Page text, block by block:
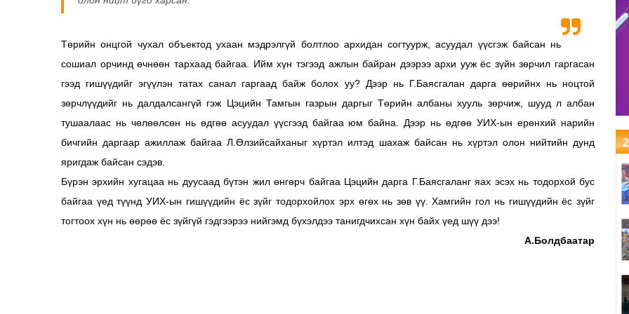
Төрийн онцгой чухал объектод ухаан мэдрэлгүй болтлоо архидан согтуурж, асуудал үүсгэж байсан нь
сошиал орчинд өчнөөн тархаад байгаа. Ийм хүн тэгээд ажлын байран дээрээ архи ууж ёс зүйн зөрчил гаргасан
гээд гишүүдийг эгүүлэн татах санал гаргаад байж болох уу? Дээр нь Г.Баясгалан дарга өөрийнх нь ноцтой
зөрчлүүдийг нь далдалсангүй гэж Цэцийн Тамгын газрын даргыг Төрийн албаны хууль зөрчиж, шууд л албан
тушаалаас нь чөлөөлсөн нь өдгөө асуудал үүсгээд байгаа юм байна. Дээр нь өдгөө УИХ-ын ерөнхий нарийн
бичгийн даргаар ажиллаж байгаа Л.Өлзийсайханыг хүртэл илтэд шахаж байсан нь хүртэл олон нийтийн дунд
яригдаж байсан сэдэв.
Бүрэн эрхийн хугацаа нь дуусаад бүтэн жил өнгөрч байгаа Цэцийн дарга Г.Баясгаланг яах эсэх нь тодорхой бус
байгаа үед түүнд УИХ-ын гишүүдийн ёс зүйг тодорхойлох эрх өгөх нь зөв үү. Хамгийн гол нь гишүүдийн ёс зүйг
тогтоох хүн нь өөрөө ёс зүйгүй гэдгээрээ нийгэмд бүхэлдээ танигдчихсан хүн байх үед шүү дээ!
А.Болдбаатар